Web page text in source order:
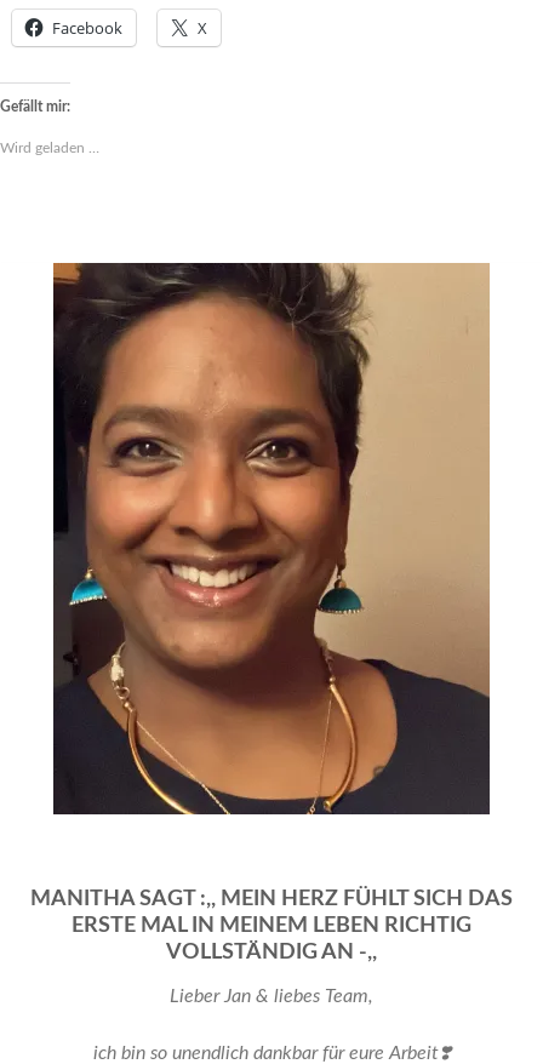
Facebook X
Gefällt mir:
Wird geladen …
MANITHA SAGT :,, MEIN HERZ FÜHLT SICH DAS
ERSTE MAL IN MEINEM LEBEN RICHTIG
VOLLSTÄNDIG AN -,,
Lieber Jan & liebes Team,
ich bin so unendlich dankbar für eure Arbeit❣️